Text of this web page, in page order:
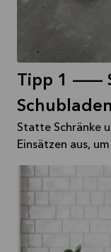
Tipp 1 --
Statte Schränke
Einsätzen aus,